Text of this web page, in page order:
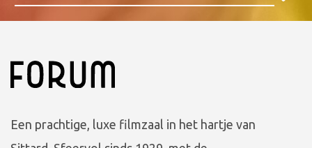
Een prachtige, luxe filmzaal in het hartje van